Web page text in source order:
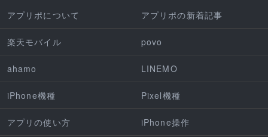
アプリポについて アプリポの新着記事
楽天モバイル povo
ahamo LINEMO
iPhone機種 Pixel機種
アプリの使い方 iPhone操作